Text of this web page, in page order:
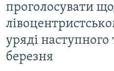
матеріалу
Перейти
до
основної
навігації
Перейти
СТАТТІ
ПОЛІТИКА
РОСІЙСЬКА «ФІЛЬТРАЦІЯ»
проголосувати
уряді наступного
березня